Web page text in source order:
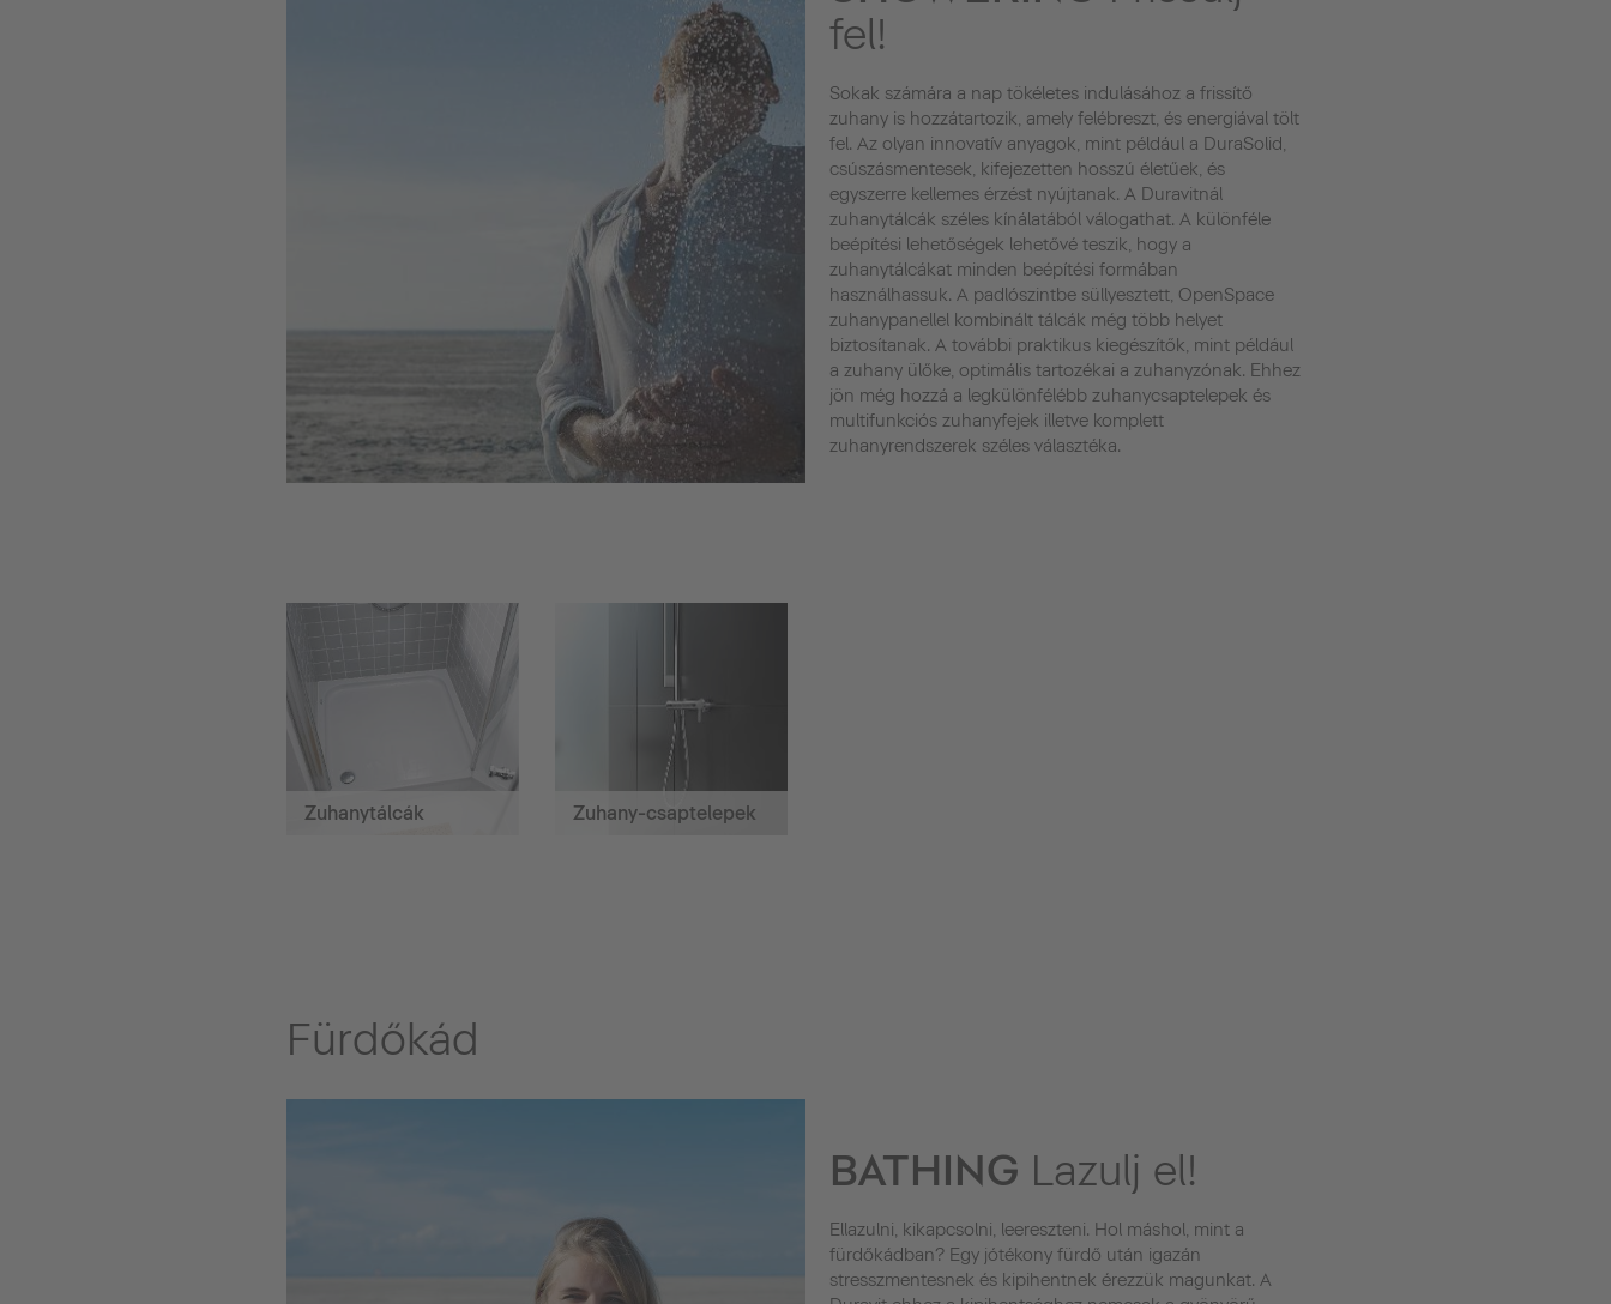
fel!
Sokak számára a nap tökéletes indulásához a frissítő
zuhany is hozzátartozik, amely felébreszt, és energiával tölt
fel. Az olyan innovatív anyagok, mint például a DuraSolid,
csúszásmentesek, kifejezetten hosszú életűek, és
egyszerre kellemes érzést nyújtanak. A Duravitnál
zuhanytálcák széles kínálatából válogathat. A különféle
beépítési lehetőségek lehetővé teszik, hogy a
zuhanytálcákat minden beépítési formában
használhassuk. A padlószintbe süllyesztett, OpenSpace
zuhanypanellel kombinált tálcák még több helyet
biztosítanak. A további praktikus kiegészítők, mint például
a zuhany ülőke, optimális tartozékai a zuhanyzónak. Ehhez
jön még hozzá a legkülönfélébb zuhanycsaptelepek és
multifunkciós zuhanyfejek illetve komplett
zuhanyrendszerek széles választéka.
Zuhanytálcák Zuhany-csaptelepek
Fürdőkád
BATHING Lazulj el!
Ellazulni, kikapcsolni, leereszteni. Hol máshol, mint a
fürdőkádban? Egy jótékony fürdő után igazán
stresszmentesnek és kipihentnek érezzük magunkat. A